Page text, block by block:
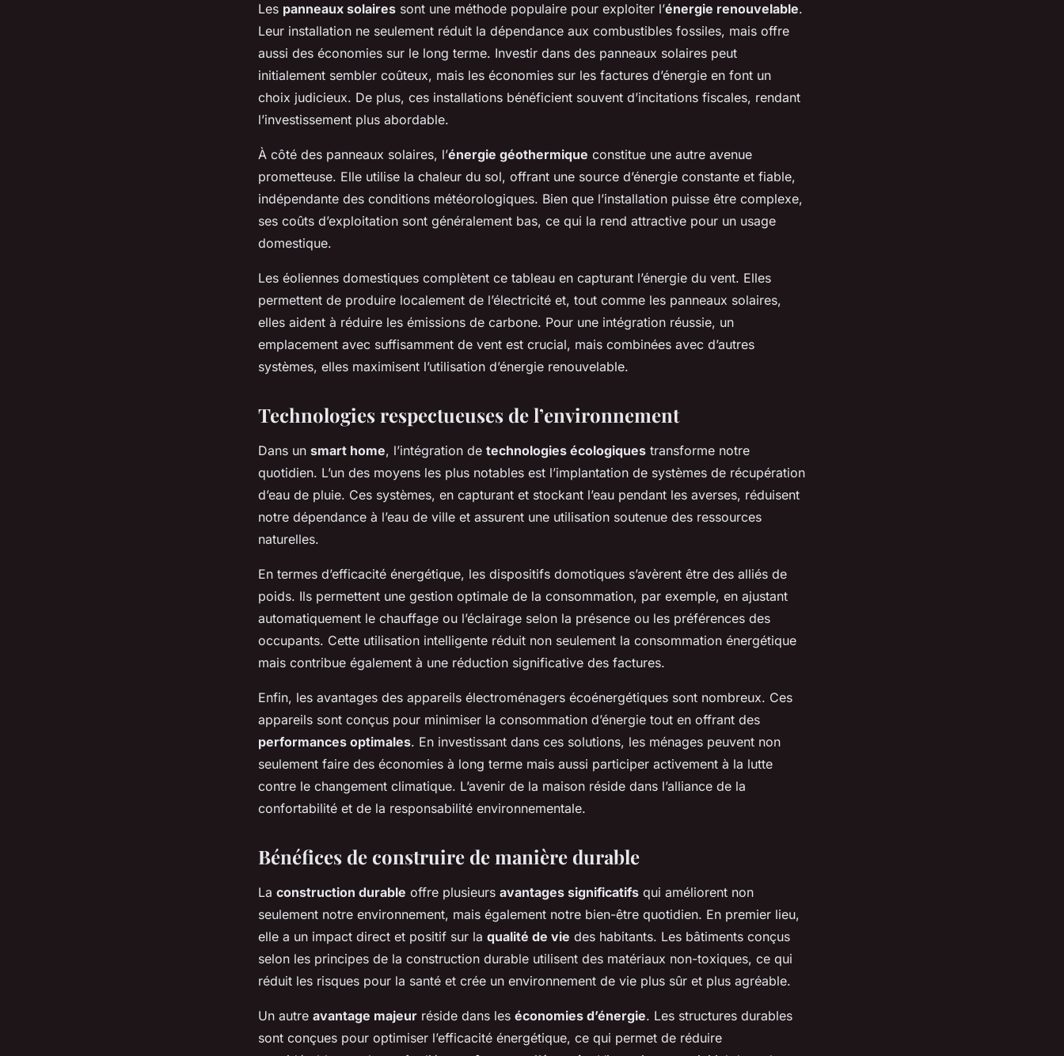
Les panneaux solaires sont une méthode populaire pour exploiter l’énergie renouvelable.
Leur installation ne seulement réduit la dépendance aux combustibles fossiles, mais offre
aussi des économies sur le long terme. Investir dans des panneaux solaires peut
initialement sembler coûteux, mais les économies sur les factures d’énergie en font un
choix judicieux. De plus, ces installations bénéficient souvent d’incitations fiscales, rendant
l’investissement plus abordable.
À côté des panneaux solaires, l’énergie géothermique constitue une autre avenue
prometteuse. Elle utilise la chaleur du sol, offrant une source d’énergie constante et fiable,
indépendante des conditions météorologiques. Bien que l’installation puisse être complexe,
ses coûts d’exploitation sont généralement bas, ce qui la rend attractive pour un usage
domestique.
Les éoliennes domestiques complètent ce tableau en capturant l’énergie du vent. Elles
permettent de produire localement de l’électricité et, tout comme les panneaux solaires,
elles aident à réduire les émissions de carbone. Pour une intégration réussie, un
emplacement avec suffisamment de vent est crucial, mais combinées avec d’autres
systèmes, elles maximisent l’utilisation d’énergie renouvelable.
Technologies respectueuses de l’environnement
Dans un smart home, l’intégration de technologies écologiques transforme notre
quotidien. L’un des moyens les plus notables est l’implantation de systèmes de récupération
d’eau de pluie. Ces systèmes, en capturant et stockant l’eau pendant les averses, réduisent
notre dépendance à l’eau de ville et assurent une utilisation soutenue des ressources
naturelles.
En termes d’efficacité énergétique, les dispositifs domotiques s’avèrent être des alliés de
poids. Ils permettent une gestion optimale de la consommation, par exemple, en ajustant
automatiquement le chauffage ou l’éclairage selon la présence ou les préférences des
occupants. Cette utilisation intelligente réduit non seulement la consommation énergétique
mais contribue également à une réduction significative des factures.
Enfin, les avantages des appareils électroménagers écoénergétiques sont nombreux. Ces
appareils sont conçus pour minimiser la consommation d’énergie tout en offrant des
performances optimales. En investissant dans ces solutions, les ménages peuvent non
seulement faire des économies à long terme mais aussi participer activement à la lutte
contre le changement climatique. L’avenir de la maison réside dans l’alliance de la
confortabilité et de la responsabilité environnementale.
Bénéfices de construire de manière durable
La construction durable offre plusieurs avantages significatifs qui améliorent non
seulement notre environnement, mais également notre bien-être quotidien. En premier lieu,
elle a un impact direct et positif sur la qualité de vie des habitants. Les bâtiments conçus
selon les principes de la construction durable utilisent des matériaux non-toxiques, ce qui
réduit les risques pour la santé et crée un environnement de vie plus sûr et plus agréable.
Un autre avantage majeur réside dans les économies d’énergie. Les structures durables
sont conçues pour optimiser l’efficacité énergétique, ce qui permet de réduire